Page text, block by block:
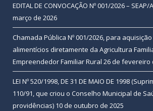
EDITAL DE CONVOCAÇÃO Nº 001/2026 – SEAP/
março de 2026
Chamada Pública Nº 001/2026, para
alimentícios diretamente da Agricultura
Empreendedor Familiar Rural 26 de fevereiro
LEI Nº 520/1998, DE 31 DE MAIO DE 1998
110/91, que criou o Conselho Municipal de
providências) 10 de outubro de 2025